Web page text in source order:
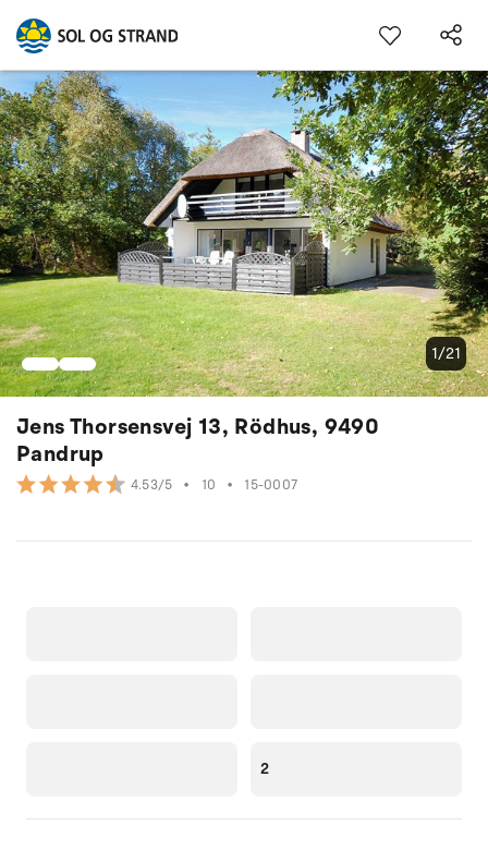
Jens Thorsensvej 13, Rödhus, 9490
Pandrup
4.53/5 • 10 • 15-0007
1/21
2